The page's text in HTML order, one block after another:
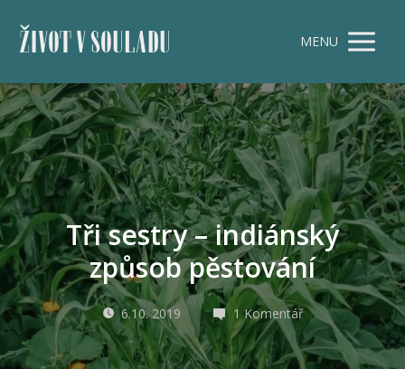
ŽIVOT V SOULADU MENU
Tři sestry – indiánský
způsob pěstování
6.10. 2019 1 Komentář